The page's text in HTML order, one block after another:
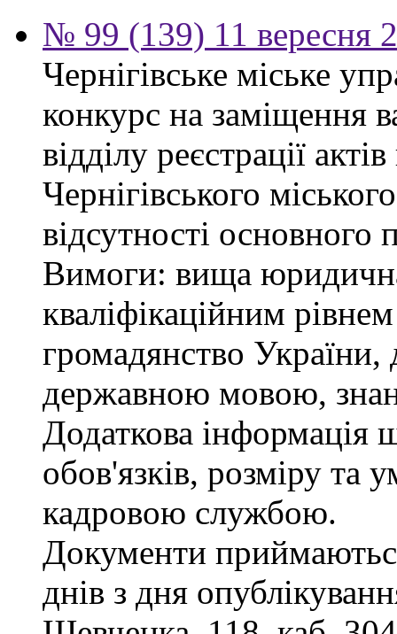
№ 99 (139) 11 вересня
Чернігівське міське
конкурс на заміщення
відділу реєстрації
Чернігівського
відсутності основного
Вимоги: вища юридична
кваліфікаційним
громадянство України,
державною мовою,
Додаткова інформація
обов'язків, розміру та
кадровою службою.
Документи
днів з дня